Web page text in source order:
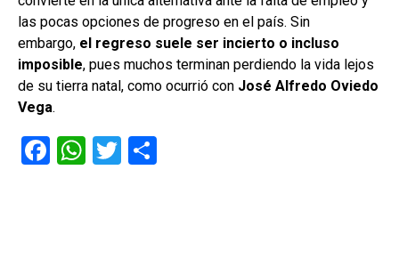
las pocas opciones de progreso en el país. Sin
embargo, el regreso suele ser incierto o incluso
imposible, pues muchos terminan perdiendo la vida lejos
de su tierra natal, como ocurrió con José Alfredo Oviedo
Vega.
F
W
T